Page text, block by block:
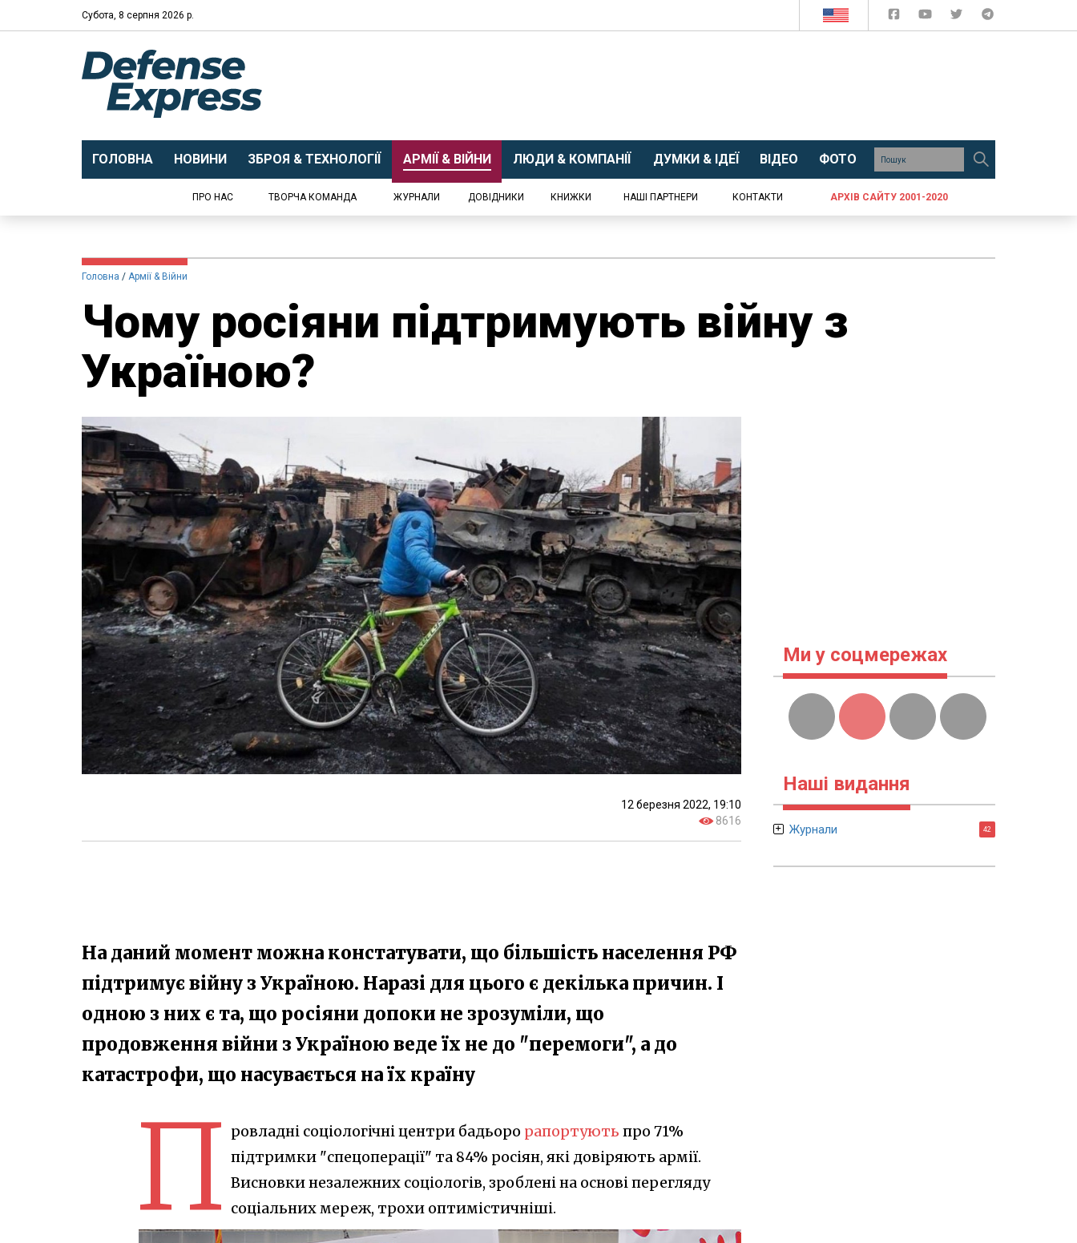
Субота, 8 серпня 2026 р.
ГОЛОВНА НОВИНИ ЗБРОЯ & ТЕХНОЛОГІЇ АРМІЇ & ВІЙНИ ЛЮДИ & КОМПАНІЇ ДУМКИ & ІДЕЇ ВІДЕО ФОТО
ПРО НАС ТВОРЧА КОМАНДА ЖУРНАЛИ ДОВІДНИКИ КНИЖКИ НАШІ ПАРТНЕРИ КОНТАКТИ АРХІВ САЙТУ 2001-2020
Головна Армії & Війни
Чому росіяни підтримують війну з
Україною?
12 березня 2022, 19:10
8616
На даний момент можна констатувати, що більшість населення РФ
підтримує війну з Україною. Наразі для цього є декілька причин. І
одною з них є та, що росіяни допоки не зрозуміли, що
продовження війни з Україною веде їх не до "перемоги", а до
катастрофи, що насувається на їх країну
П ровладні соціологічні центри бадьоро рапортують про 71%
підтримки "спецоперації" та 84% росіян, які довіряють армії.
Висновки незалежних соціологів, зроблені на основі перегляду
соціальних мереж, трохи оптимістичніші.
Ми у соцмережах
Наші видання
Журнали 42